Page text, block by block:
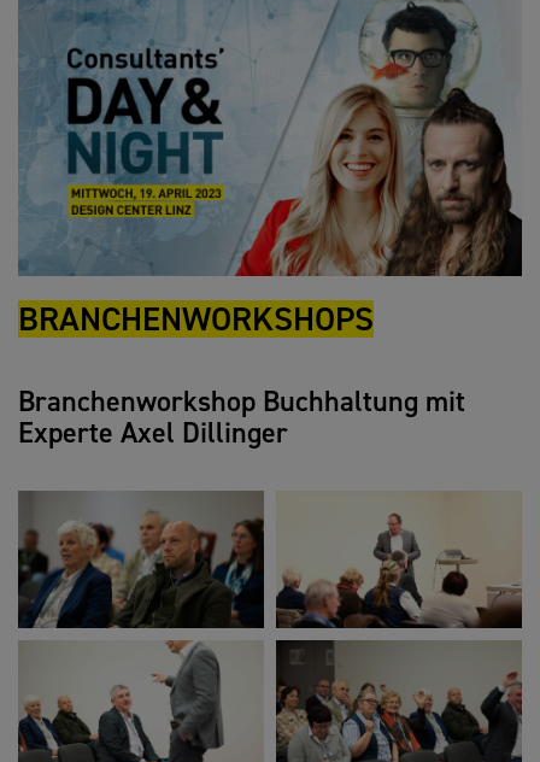
BRANCHENWORKSHOPS
Branchenworkshop Buchhaltung mit
Experte Axel Dillinger